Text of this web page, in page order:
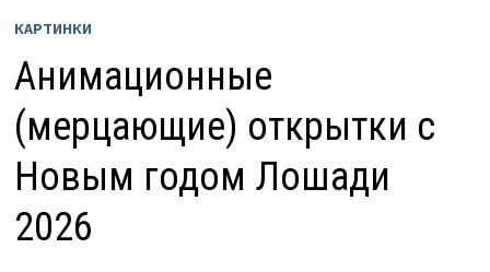
КАРТИНКИ
Анимационные
(мерцающие) открытки с
Новым годом Лошади
2026